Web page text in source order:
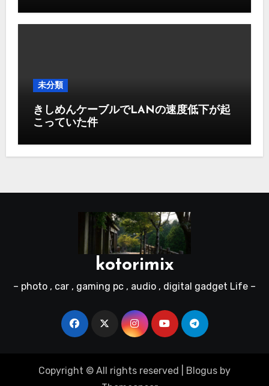
未分類
きしめんケーブルでLANの速度低下が起
こっていた件
kotorimix
– photo , car , gaming pc , audio , digital gadget Life –
Copyright © All rights reserved Blogus by